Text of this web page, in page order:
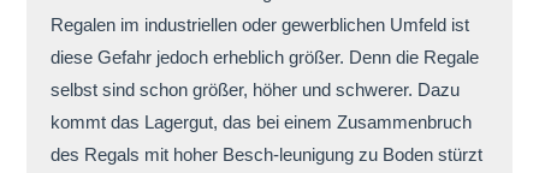
Regalen im industriellen oder gewerblichen Umfeld ist
diese Gefahr jedoch erheblich größer. Denn die Regale
selbst sind schon größer, höher und schwerer. Dazu
kommt das Lagergut, das bei einem Zusammenbruch
des Regals mit hoher Besch-leunigung zu Boden stürzt